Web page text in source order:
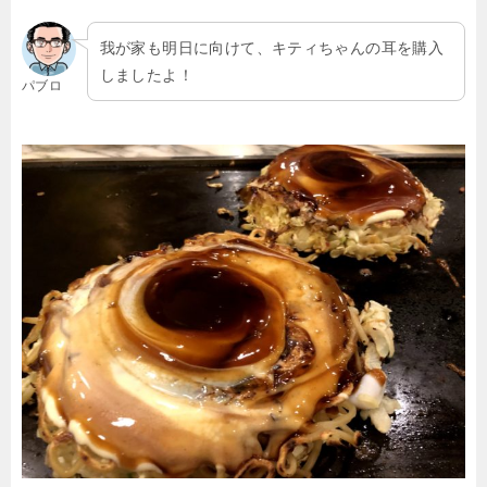
パブロ
我が家も明日に向けて、キティちゃんの耳を購入
しましたよ！